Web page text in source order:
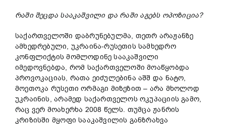
რაში შეცდა სააკაშვილი და რაში აგებს ოპოზიცია?
საქართველოში დაბრუნებულმა, თეთრ არაჟანზე
ამხედრებული, უკრაინა-რუსეთის სამხედრო
კონფლიქტის მომლოდინე სააკაშვილი
იმედოვნებდა, რომ საქართველოში მოაწყობდა
პროვოკაციას, რათა ეიძულებინა აშშ და ნატო,
მოეთოკა რუსეთი ორმაგი მიზეზით – არა მხოლოდ
უკრაინის, არამედ საქართველოს ოკუპაციის გამო,
რაც ვერ მოახერხა 2008 წელს. თუმცა ჟანრის
კრიზისში მყოფი სააკაშვილის განზრახვა